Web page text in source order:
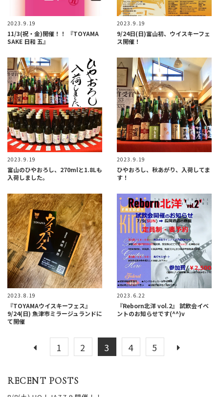
RECENT POSTS
2023.9.19
11/3(祝・金)開催！！ 『TOYAMA
SAKE 日和 五』
2023.9.19
9/24日(日)富山初、ウイスキーフェ
ス開催！
2023.9.19
富山のひやおろし、270mlと1.8Lも
入荷しました。
2023.9.19
ひやおろし、秋あがり、入荷してま
す！
2023.8.19
『TOYAMAウイスキーフェス』
9/24(日) 魚津市ミラージュランドに
て開催
2023.6.22
『Reborn北洋 vol.2』 試飲会イベ
ントのお知らせです(^^)v
1 2 3 4 5